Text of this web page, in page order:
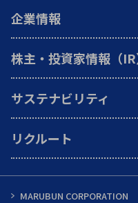
企業情報
株主・投資家情報（IR
サステナビリティ
リクルート
MARUBUN CORPORATION